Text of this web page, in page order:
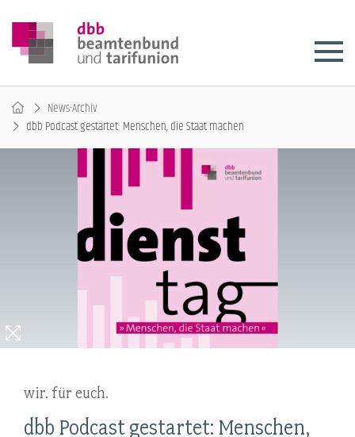
News-Archiv
dbb Podcast gestartet: Menschen, die Staat machen
wir. für euch.
dbb Podcast gestartet: Menschen,